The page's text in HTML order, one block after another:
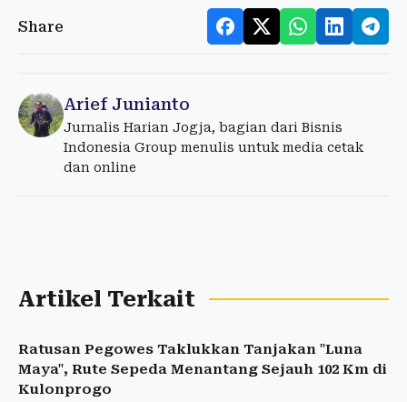
Share
Arief Junianto
Jurnalis Harian Jogja, bagian dari Bisnis
Indonesia Group menulis untuk media cetak
dan online
Artikel Terkait
Ratusan Pegowes Taklukkan Tanjakan "Luna
Maya", Rute Sepeda Menantang Sejauh 102 Km di
Kulonprogo